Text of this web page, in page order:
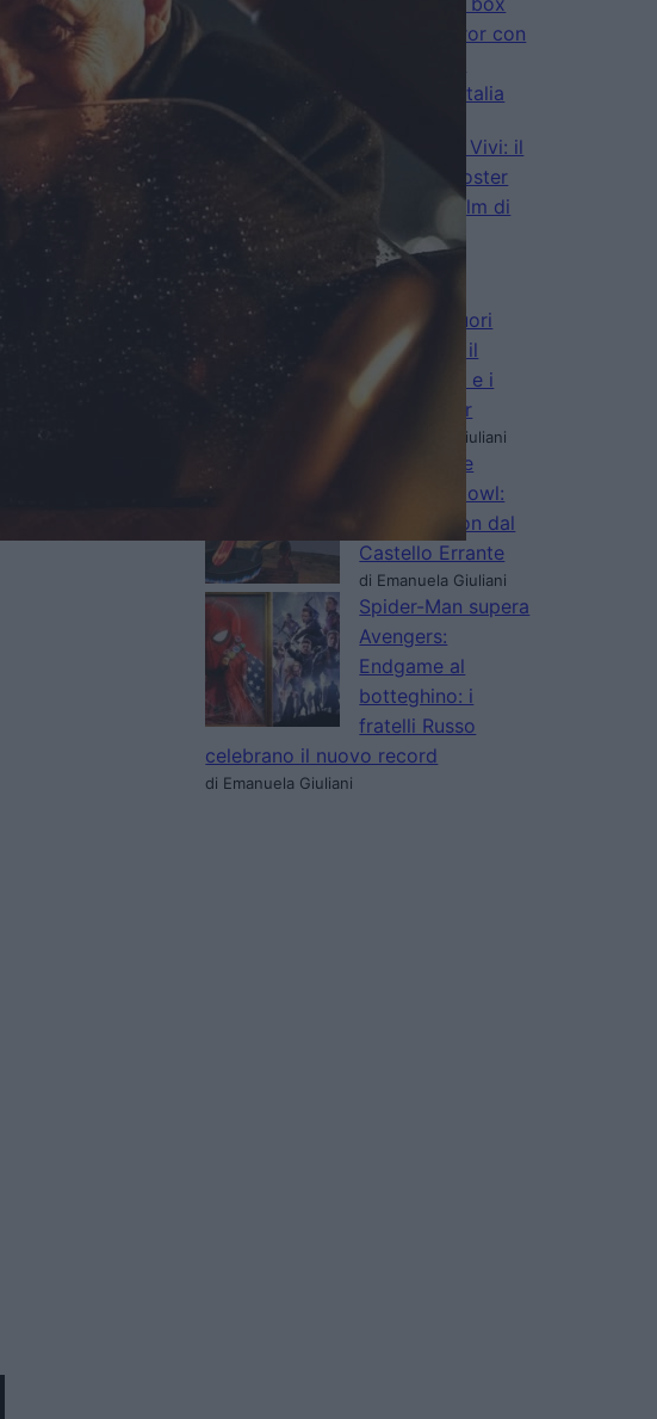
office: l’horror con
conquista l’Italia
di La Redazione
La Città dei Vivi: il
trailer e il poster
del nuovo film di
Edoardo
Gabbriellini
di La Redazione
Insidious: Fuori
dall’Altrove, il
trailer finale e i
nuovi poster
di Emanuela Giuliani
La colazione
magica di Howl:
uova e bacon dal
Castello Errante
di Emanuela Giuliani
Spider-Man supera
Avengers:
Endgame al
botteghino: i
fratelli Russo
celebrano il nuovo record
di Emanuela Giuliani